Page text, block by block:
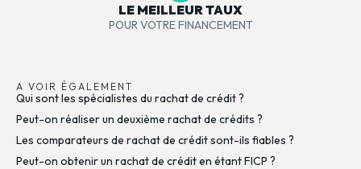
LE MEILLEUR TAUX
POUR VOTRE FINANCEMENT
A VOIR ÉGALEMENT
Qui sont les spécialistes du rachat de crédit ?
Peut-on réaliser un deuxième rachat de crédits ?
Les comparateurs de rachat de crédit sont-ils fiables ?
Peut-on obtenir un rachat de crédit en étant FICP ?